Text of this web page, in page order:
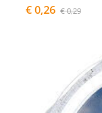
€ 0,26 € 0,29